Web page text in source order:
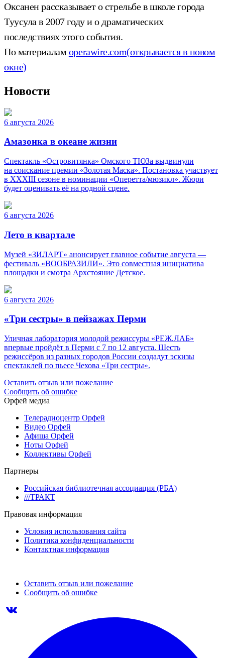
Оксанен рассказывает о стрельбе в школе города
Туусула в 2007 году и о драматических
последствиях этого события.
По материалам operawire.com(открывается в новом
окне)
Новости
6 августа 2026
Амазонка в океане жизни
Спектакль «Островитянка» Омского ТЮЗа выдвинули
на соискание премии «Золотая Маска». Постановка участвует
в XXXIII сезоне в номинации «Оперетта/мюзикл». Жюри
будет оценивать её на родной сцене.
6 августа 2026
Лето в квартале
Музей «ЗИЛАРТ» анонсирует главное событие августа —
фестиваль «ВООБРАЗИЛИ». Это совместная инициатива
площадки и смотра Архстояние Детское.
6 августа 2026
«Три сестры» в пейзажах Перми
Уличная лаборатория молодой режиссуры «РЕЖ.ЛАБ»
впервые пройдёт в Перми с 7 по 12 августа. Шесть
режиссёров из разных городов России создадут эскизы
спектаклей по пьесе Чехова «Три сестры».
Оставить отзыв или пожелание
Сообщить об ошибке
Орфей медиа
Телерадиоцентр Орфей
Видео Орфей
Афиша Орфей
Ноты Орфей
Коллективы Орфей
Партнеры
Российская библиотечная ассоциация (РБА)
///ТРАКТ
Правовая информация
Условия использования сайта
Политика конфиденциальности
Контактная информация
Оставить отзыв или пожелание
Сообщить об ошибке